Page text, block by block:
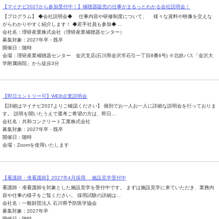
【マイナビ2027から参加受付中！】補聴器販売の仕事がまるっとわかる会社説明会！
【プログラム】 ◆会社説明会◆ 仕事内容や研修制度について、 様々な資料や映像を交えな
がらわかりやすく紹介します！ ◆若手社員も参加◆ ...
会社名：理研産業株式会社（理研産業補聴器センター）
募集対象：2027年卒・既卒
開催日：随時
会場：理研産業補聴器センター 金沢支店(石川県金沢市石引一丁目8番6号) ※北鉄バス「金沢大
学附属病院」から徒歩3分
【即日エントリー可】WEB企業説明会
【詳細はマイナビ2027よりご確認ください】 個別でお一人お一人に詳細な説明会を行っておりま
す。 説明を聞いたうえで選考ご希望の方は、即日...
会社名：共和コンクリート工業株式会社
募集対象：2027年卒・既卒
開催日：随時
会場：Zoomを使用いたします
【看護師・准看護師】2027年4月採用 施設見学受付中
看護師・准看護師を対象とした施設見学を受付中です。 まずは施設見学に来ていただき、業務内
容や仕事の様子をご覧ください。 採用試験の詳細は...
会社名：一般財団法人 石川県予防医学協会
募集対象：2027年卒